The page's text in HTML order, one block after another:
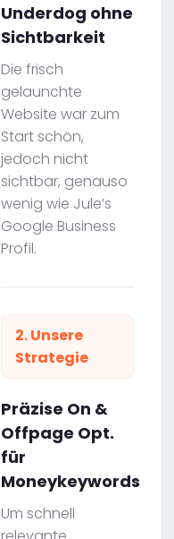
Underdog ohne
Sichtbarkeit
Die frisch
gelaunchte
Website war zum
Start schön,
jedoch nicht
sichtbar, genauso
wenig wie Jule’s
Google Business
Profil.
2. Unsere
Strategie
Präzise On &
Offpage Opt.
für
Moneykeywords
Um schnell